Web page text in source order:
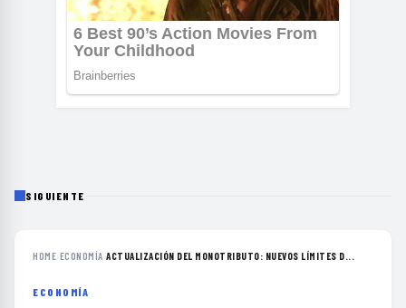
SIGUIENTE
HOME›ECONOMÍA›ACTUALIZACIÓN DEL MONOTRIBUTO: NUEVOS LÍMITES D...
ECONOMÍA